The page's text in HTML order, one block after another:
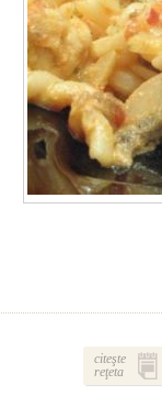
citeşte
reţeta